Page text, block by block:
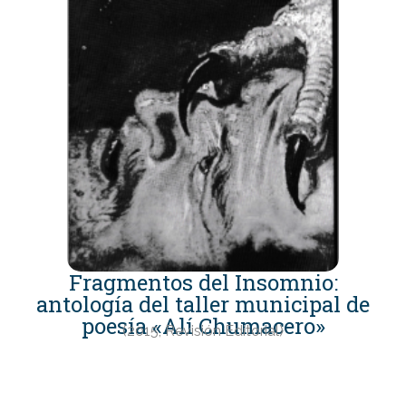
Fragmentos del Insomnio:
antología del taller municipal de
poesía «Alí Chumacero»
(2015, Revisión Editorial)